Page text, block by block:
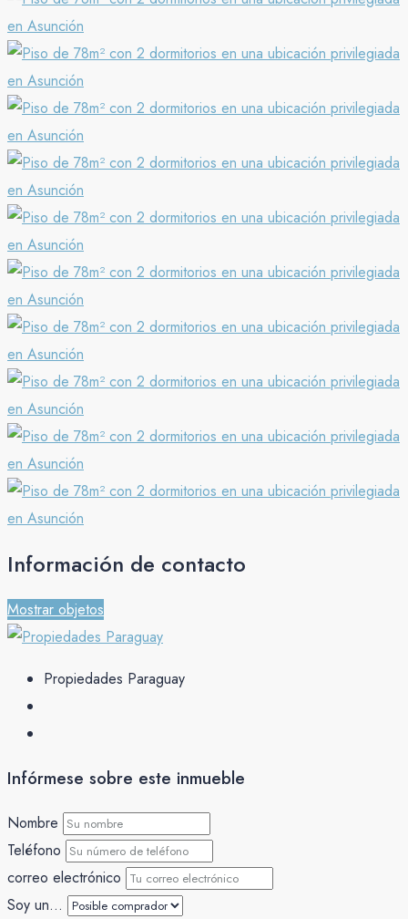
Información de contacto
Mostrar objetos
Propiedades Paraguay
Infórmese sobre este inmueble
Nombre
Teléfono
correo electrónico
Soy un...